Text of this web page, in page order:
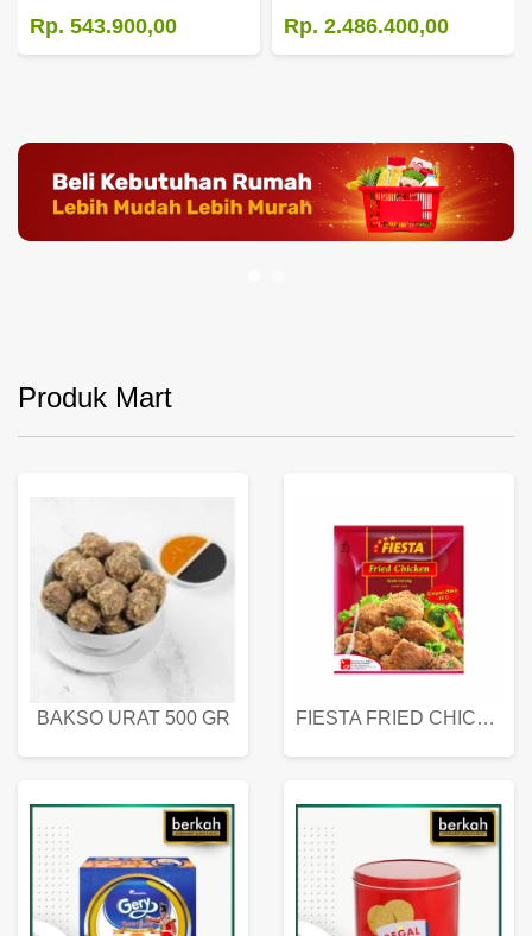
Rp. 543.900,00 Rp. 2.486.400,00
Produk Mart
BAKSO URAT 500 GR FIESTA FRIED CHICKEN 500 GR